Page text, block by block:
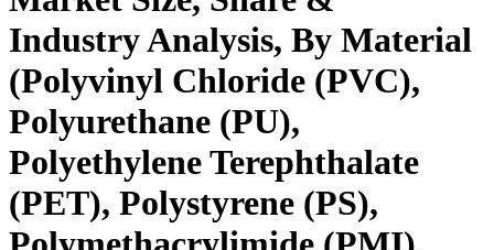
Industry Analysis, By Material
(Polyvinyl Chloride (PVC),
Polyurethane (PU),
Polyethylene Terephthalate
(PET), Polystyrene (PS),